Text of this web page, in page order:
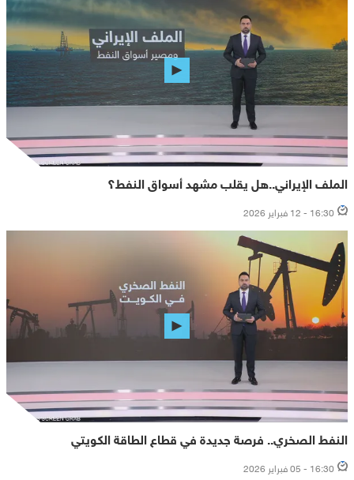
الملف الإيراني..هل يقلب مشهد أسواق النفط؟
16:30 - 12 فبراير 2026
النفط الصخري.. فرصة جديدة في قطاع الطاقة الكويتي
16:30 - 05 فبراير 2026